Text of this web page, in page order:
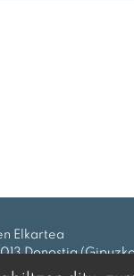
Elkartea
Donostia